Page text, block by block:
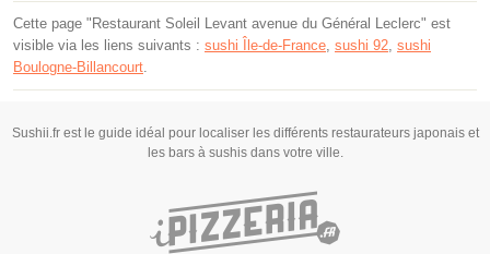
Cette page "Restaurant Soleil Levant avenue du Général Leclerc" est
visible via les liens suivants : sushi Île-de-France, sushi 92, sushi
Boulogne-Billancourt.
Sushii.fr est le guide idéal pour localiser les différents restaurateurs japonais et
les bars à sushis dans votre ville.